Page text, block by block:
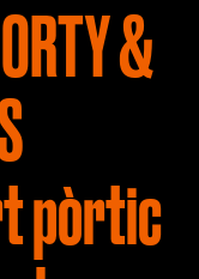
&
pòrtic